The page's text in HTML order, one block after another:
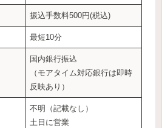
振込手数料500円(税込)
最短10分
国内銀行振込
（モアタイム対応銀行は即時
反映あり）
不明（記載なし）
土日に営業